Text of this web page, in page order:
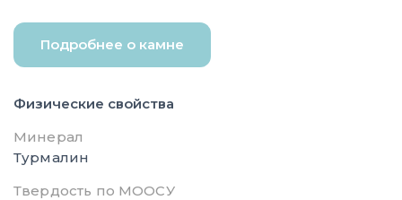
Подробнее о камне
Физические свойства
Минерал
Турмалин
Твердость по МООСУ